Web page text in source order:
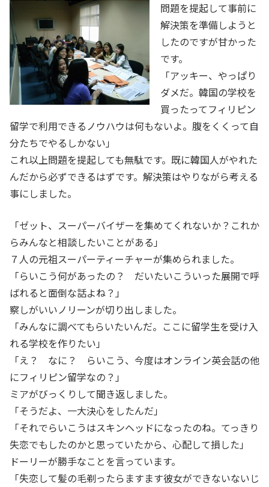
問題を提起して事前に
解決策を準備しようと
したのですが甘かった
です。
「アッキー、やっぱり
ダメだ。韓国の学校を
買ったってフィリピン
留学で利用できるノウハウは何もないよ。腹をくくって自
分たちでやるしかない」
これ以上問題を提起しても無駄です。既に韓国人がやれた
んだから必ずできるはずです。解決策はやりながら考える
事にしました。
「ゼット、スーパーバイザーを集めてくれないか？これか
らみんなと相談したいことがある」
７人の元祖スーパーティーチャーが集められました。
「らいこう何があったの？ だいたいこういった展開で呼
ばれると面倒な話よね？」
察しがいいノリーンが切り出しました。
「みんなに調べてもらいたいんだ。ここに留学生を受け入
れる学校を作りたい」
「え？ なに？ らいこう、今度はオンライン英会話の他
にフィリピン留学なの？」
ミアがびっくりして聞き返しました。
「そうだよ、一大決心をしたんだ」
「それでらいこうはスキンヘッドになったのね。てっきり
失恋でもしたのかと思っていたから、心配して損した」
ドーリーが勝手なことを言っています。
「失恋して髪の毛剃ったらますます彼女ができないないじ